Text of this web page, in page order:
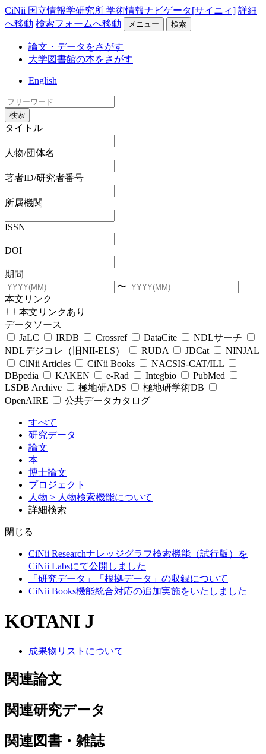
CiNii 国立情報学研究所 学術情報ナビゲータ[サイニィ] 詳細
へ移動 検索フォームへ移動 メニュー 検索
論文・データをさがす
大学図書館の本をさがす
English
検索
タイトル
人物/団体名
著者ID/研究者番号
所属機関
ISSN
DOI
期間
〜
本文リンク
本文リンクあり
データソース
JaLC
IRDB Crossref DataCite
NDLサーチ
NDLデジコレ（旧NII-ELS）
RUDA JDCat
NINJAL
CiNii Articles
CiNii Books
NACSIS-CAT/ILL
DBpedia
KAKEN e-Rad Integbio
PubMed
LSDB Archive
極地研ADS
極地研学術DB
OpenAIRE
公共データカタログ
すべて
研究データ
論文
本
博士論文
プロジェクト
人物 > 人物検索機能について
詳細検索
閉じる
CiNii Researchナレッジグラフ検索機能（試行版）を
CiNii Labsにて公開しました
「研究データ」「根拠データ」の収録について
CiNii Books機能統合対応の追加実施をいたしました
KOTANI J
成果物リストについて
関連論文
関連研究データ
関連図書・雑誌